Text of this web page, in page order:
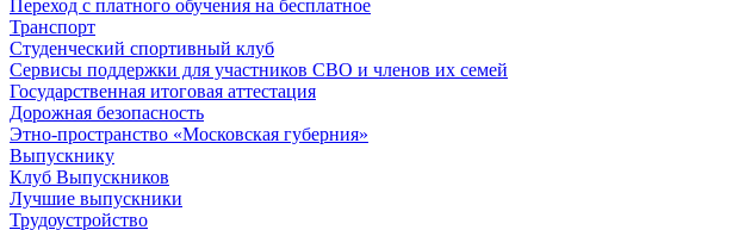
Переход с платного обучения на бесплатное
Транспорт
Студенческий спортивный клуб
Сервисы поддержки для участников СВО и членов их семей
Государственная итоговая аттестация
Дорожная безопасность
Этно-пространство «Московская губерния»
Выпускнику
Клуб Выпускников
Лучшие выпускники
Трудоустройство